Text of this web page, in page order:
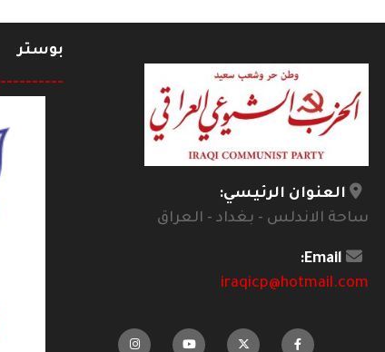
العنوان الرئيسي:
ساحة الاندلس - بغداد - العراق
Email:
iraqicp@hotmail.com
بوستر